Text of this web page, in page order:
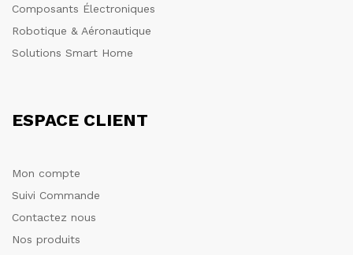
Composants Électroniques
Robotique & Aéronautique
Solutions Smart Home
ESPACE CLIENT
Mon compte
Suivi Commande
Contactez nous
Nos produits